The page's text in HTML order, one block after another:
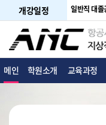
개강일정
말 05/24 취업 면접
메인 학원소개 교육과정